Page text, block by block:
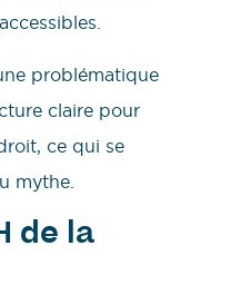
problématique
claire pour
ce qui se
mythe.
de la